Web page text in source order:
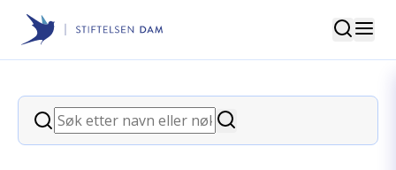
Stiftelsen Dam
Søk
Søk
Søk
back
Lyden av brukermedvirkning